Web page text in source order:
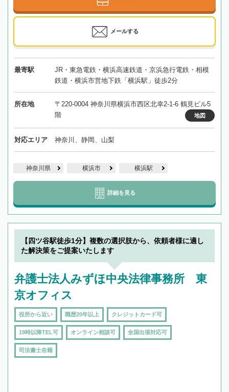
メールする
最寄駅
JR・東急電鉄・横浜高速鉄道・京浜急行電鉄・相模
鉄道・横浜市営地下鉄「横浜駅」徒歩2分
所在地
〒220-0004 神奈川県横浜市西区北幸2-1-6 鶴見ビル5
階
地図
対応エリア 神奈川、静岡、山梨
神奈川県 横浜市 横浜駅
詳細を見る
【四ツ谷駅徒歩1分】複数の選択肢から、依頼者様に適し
た解決策をご提案いたします
弁護士法人みずほ中央法律事務所 東
京オフィス
役所から近い 職歴20年以上 クレジットカード可
19時以降TEL可 オンライン相談可 全国出張対応可
司法書士在籍